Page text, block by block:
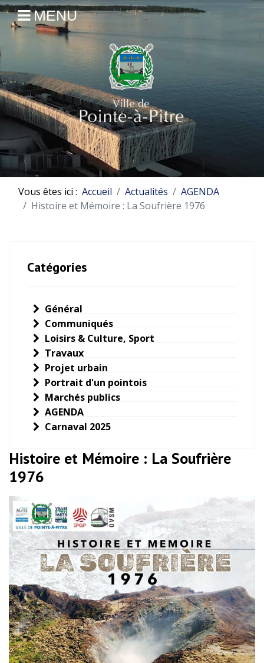
MENU
Vous êtes ici : Accueil Actualités
AGENDA
Histoire et Mémoire : La Soufrière 1976
Catégories
Général
Communiqués
Loisirs & Culture, Sport
Travaux
Projet urbain
Portrait d'un pointois
Marchés publics
AGENDA
Carnaval 2025
Histoire et Mémoire : La Soufrière
1976